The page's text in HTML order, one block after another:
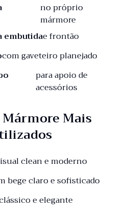
no próprio
mármore
embutidae frontão
com gaveteiro planejado
para apoio de
acessórios
Mais
clean e moderno
bege claro e sofisticado
e elegante